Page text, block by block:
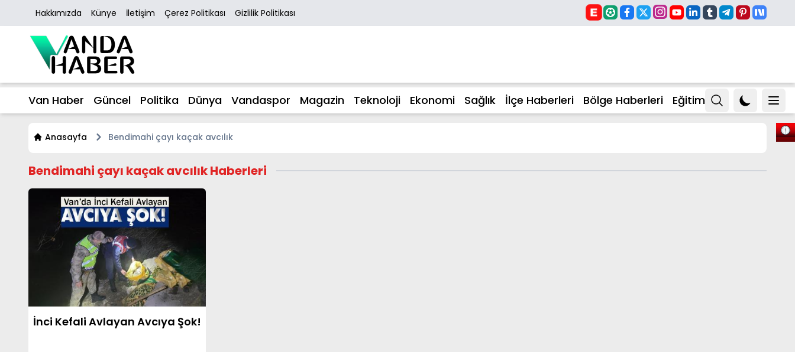
Hakkımızda Künye İletişim Çerez Politikası Gizlilik Politikası
Van Haber Güncel Politika Dünya Vandaspor Magazin Teknoloji Ekonomi Sağlık İlçe Haberleri Bölge Haberleri Eğitim
Anasayfa Bendimahi çayı kaçak avcılık
Bendimahi çayı kaçak avcılık Haberleri
İnci Kefali Avlayan Avcıya Şok!